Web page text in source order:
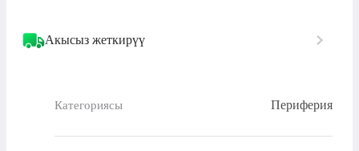
Акысыз жеткирүү
Категориясы Периферия